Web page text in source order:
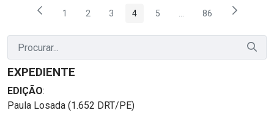
Página
1 Página
2 Página
3 Página
4 Página
5 Páginas intermediárias
Página
86
EXPEDIENTE
EDIÇÃO:
Paula Losada (1.652 DRT/PE)